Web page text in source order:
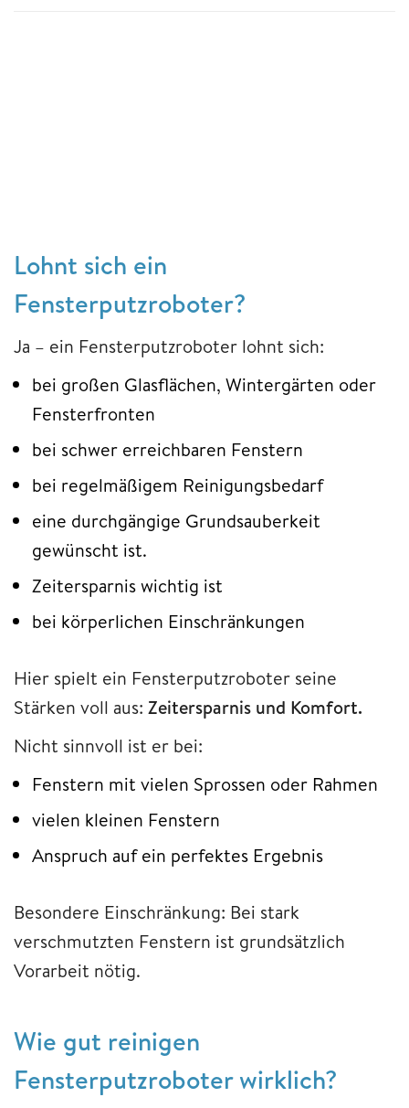
Lohnt sich ein
Fensterputzroboter?
Ja – ein Fensterputzroboter lohnt sich:
bei großen Glasflächen, Wintergärten oder
Fensterfronten
bei schwer erreichbaren Fenstern
bei regelmäßigem Reinigungsbedarf
eine durchgängige Grundsauberkeit
gewünscht ist.
Zeitersparnis wichtig ist
bei körperlichen Einschränkungen
Hier spielt ein Fensterputzroboter seine
Stärken voll aus: Zeitersparnis und Komfort.
Nicht sinnvoll ist er bei:
Fenstern mit vielen Sprossen oder Rahmen
vielen kleinen Fenstern
Anspruch auf ein perfektes Ergebnis
Besondere Einschränkung: Bei stark
verschmutzten Fenstern ist grundsätzlich
Vorarbeit nötig.
Wie gut reinigen
Fensterputzroboter wirklich?